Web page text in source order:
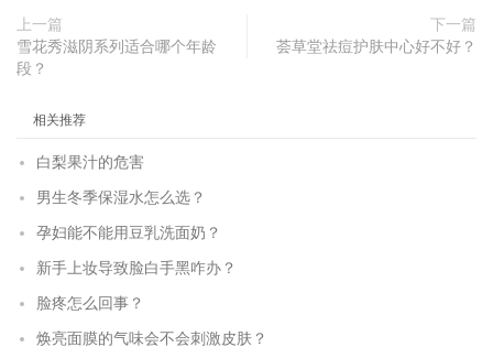
上一篇
雪花秀滋阴系列适合哪个年龄
段？
下一篇
荟草堂祛痘护肤中心好不好？
相关推荐
白梨果汁的危害
男生冬季保湿水怎么选？
孕妇能不能用豆乳洗面奶？
新手上妆导致脸白手黑咋办？
脸疼怎么回事？
焕亮面膜的气味会不会刺激皮肤？